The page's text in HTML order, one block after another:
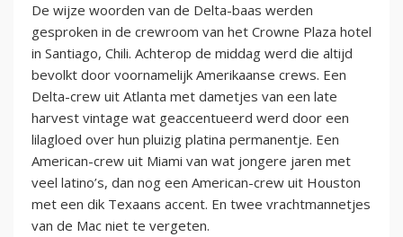
De wijze woorden van de Delta-baas werden
gesproken in de crewroom van het Crowne Plaza hotel
in Santiago, Chili. Achterop de middag werd die altijd
bevolkt door voornamelijk Amerikaanse crews. Een
Delta-crew uit Atlanta met dametjes van een late
harvest vintage wat geaccentueerd werd door een
lilagloed over hun pluizig platina permanentje. Een
American-crew uit Miami van wat jongere jaren met
veel latino’s, dan nog een American-crew uit Houston
met een dik Texaans accent. En twee vrachtmannetjes
van de Mac niet te vergeten.